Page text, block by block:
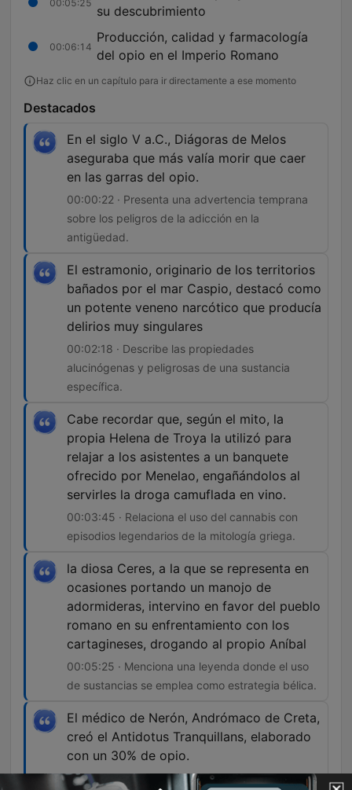
00:05:25
su descubrimiento
00:06:14
Producción, calidad y farmacología
del opio en el Imperio Romano
Haz clic en un capítulo para ir directamente a ese momento
Destacados
En el siglo V a.C., Diágoras de Melos
aseguraba que más valía morir que caer
en las garras del opio.
00:00:22 · Presenta una advertencia temprana
sobre los peligros de la adicción en la
antigüedad.
El estramonio, originario de los territorios
bañados por el mar Caspio, destacó como
un potente veneno narcótico que producía
delirios muy singulares
00:02:18 · Describe las propiedades
alucinógenas y peligrosas de una sustancia
específica.
Cabe recordar que, según el mito, la
propia Helena de Troya la utilizó para
relajar a los asistentes a un banquete
ofrecido por Menelao, engañándolos al
servirles la droga camuflada en vino.
00:03:45 · Relaciona el uso del cannabis con
episodios legendarios de la mitología griega.
la diosa Ceres, a la que se representa en
ocasiones portando un manojo de
adormideras, intervino en favor del pueblo
romano en su enfrentamiento con los
cartagineses, drogando al propio Aníbal
00:05:25 · Menciona una leyenda donde el uso
de sustancias se emplea como estrategia bélica.
El médico de Nerón, Andrómaco de Creta,
creó el Antidotus Tranquillans, elaborado
con un 30% de opio.
00:06:55 · Ilustra la alta concentración de